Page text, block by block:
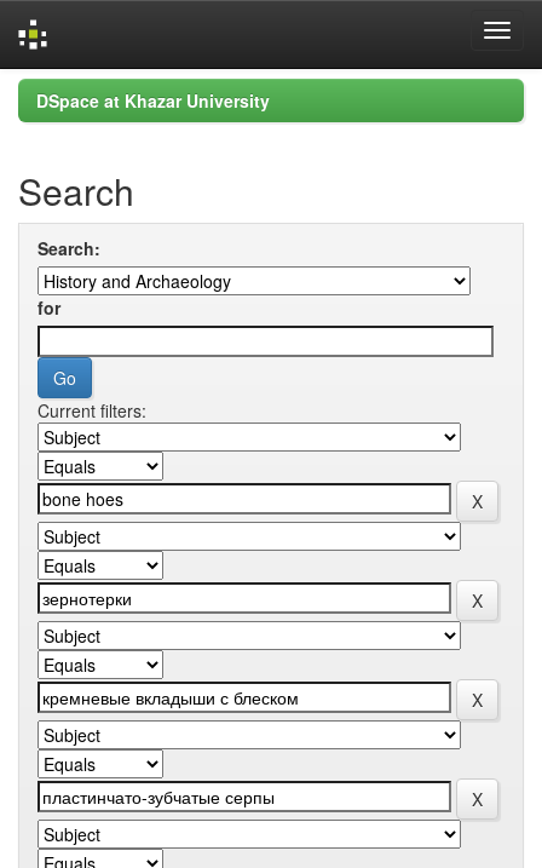
Skip
navigation
DSpace at Khazar University
Search
Search:
for
Current filters: